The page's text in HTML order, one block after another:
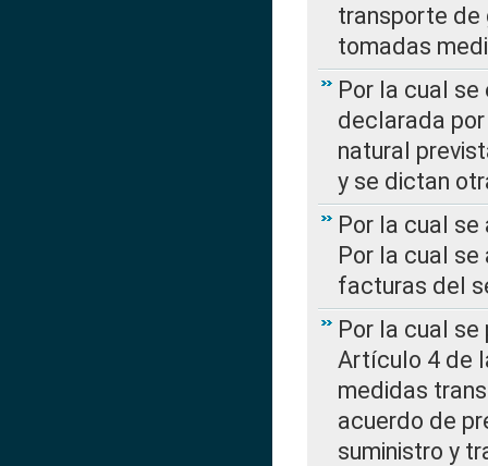
transporte de
tomadas
Por la cual
declarada
natural
y se dictan
Por la cual se
Por la cual
facturas del
Por la cual
Artículo 4 de
medidas
acuerdo de
suministro y